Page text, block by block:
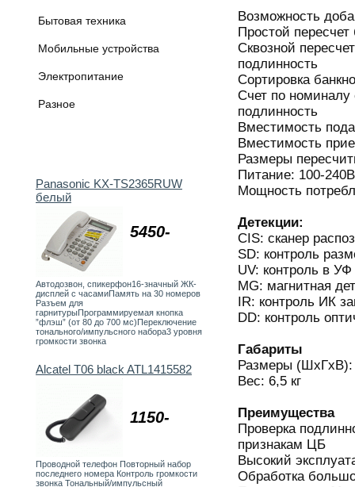
Бытовая техника
Мобильные устройства
Электропитание
Разное
5450-
Panasonic KX-TS2365RUW
белый
Автодозвон, спикерфон16-значный ЖК-
дисплей с часамиПамять на 30 номеров
Разъем для
гарнитурыПрограммируемая кнопка
”флэш” (от 80 до 700 мс)Переключение
тонального/импульсного набора3 уровня
громкости звонка
1150-
Alcatel T06 black ATL1415582
Проводной телефон Повторный набор
последнего номера Контроль громкости
звонка Тональный/импульсный
Возможность
Простой пересчет
Сквозной
подлинность
Сортировка
Счет по номиналу
подлинность
Вместимость
Вместимость
Размеры
Питание: 100-
Мощность
Детекции:
СIS: сканер
SD: контроль
UV: контроль в
MG: магнитная
IR: контроль ИК
DD: контроль
Габариты
Размеры (ШхГхВ):
Вес: 6,5 кг
Преимущества
Проверка
признакам ЦБ
Высокий
Обработка